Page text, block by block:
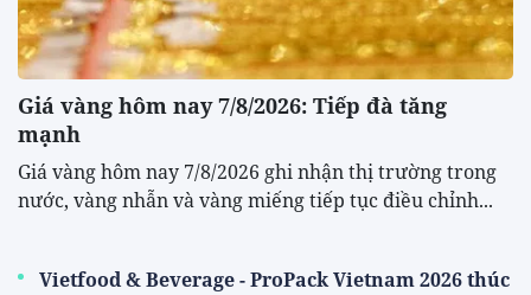
Giá vàng hôm nay 7/8/2026: Tiếp đà tăng
mạnh
Giá vàng hôm nay 7/8/2026 ghi nhận thị trường trong
nước, vàng nhẫn và vàng miếng tiếp tục điều chỉnh...
Vietfood & Beverage - ProPack Vietnam 2026 thúc